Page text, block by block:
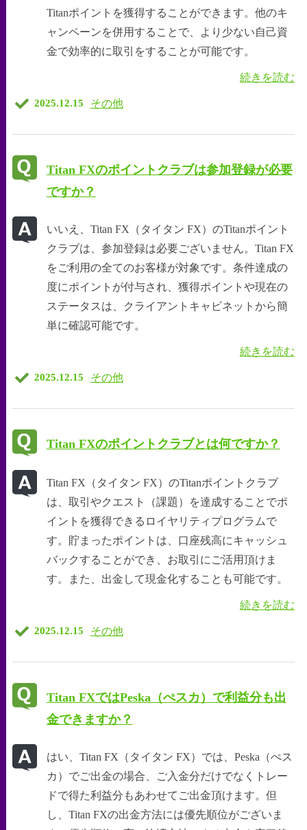
Titanポイントを獲得することができます。他のキ
ャンペーンを併用することで、より少ない自己資
金で効率的に取引をすることが可能です。
続きを読む
2025.12.15 その他
Titan FXのポイントクラブは参加登録が必要
ですか？
いいえ、Titan FX（タイタン FX）のTitanポイント
クラブは、参加登録は必要ございません。Titan FX
をご利用の全てのお客様が対象です。条件達成の
度にポイントが付与され、獲得ポイントや現在の
ステータスは、クライアントキャビネットから簡
単に確認可能です。
続きを読む
2025.12.15 その他
Titan FXのポイントクラブとは何ですか？
Titan FX（タイタン FX）のTitanポイントクラブ
は、取引やクエスト（課題）を達成することでポ
イントを獲得できるロイヤリティプログラムで
す。貯まったポイントは、口座残高にキャッシュ
バックすることができ、お取引にご活用頂けま
す。また、出金して現金化することも可能です。
続きを読む
2025.12.15 その他
Titan FXではPeska（ぺスカ）で利益分も出
金できますか？
はい、Titan FX（タイタン FX）では、Peska（ぺス
カ）でご出金の場合、ご入金分だけでなくトレー
ドで得た利益分もあわせてご出金頂けます。但
し、Titan FXの出金方法には優先順位がございま